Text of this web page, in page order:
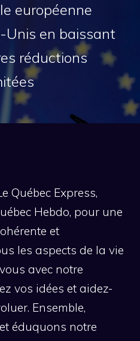
européenne
Unis en baissant
réductions
Québec Express,
Hebdo, pour une
et
les aspects de la vie
avec notre
vos idées et aidez-
Ensemble,
éduquons notre